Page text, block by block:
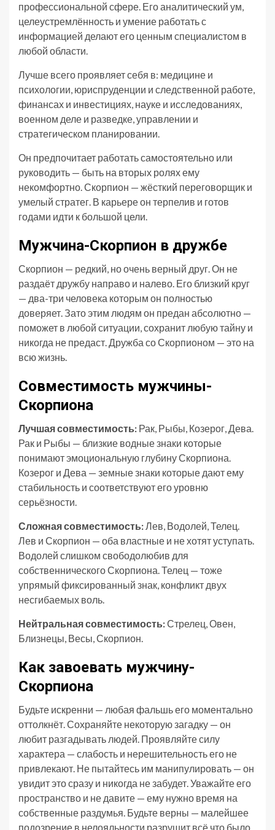
профессиональной сфере. Его аналитический ум,
целеустремлённость и умение работать с
информацией делают его ценным специалистом в
любой области.
Лучше всего проявляет себя в: медицине и
психологии, юриспруденции и следственной работе,
финансах и инвестициях, науке и исследованиях,
военном деле и разведке, управлении и
стратегическом планировании.
Он предпочитает работать самостоятельно или
руководить — быть на вторых ролях ему
некомфортно. Скорпион — жёсткий переговорщик и
умелый стратег. В карьере он терпелив и готов
годами идти к большой цели.
Мужчина-Скорпион в дружбе
Скорпион — редкий, но очень верный друг. Он не
раздаёт дружбу направо и налево. Его близкий круг
— два-три человека которым он полностью
доверяет. Зато этим людям он предан абсолютно —
поможет в любой ситуации, сохранит любую тайну и
никогда не предаст. Дружба со Скорпионом — это на
всю жизнь.
Совместимость мужчины-
Скорпиона
Лучшая совместимость: Рак, Рыбы, Козерог, Дева.
Рак и Рыбы — близкие водные знаки которые
понимают эмоциональную глубину Скорпиона.
Козерог и Дева — земные знаки которые дают ему
стабильность и соответствуют его уровню
серьёзности.
Сложная совместимость:Лев, Водолей, Телец.
Лев и Скорпион — оба властные и не хотят уступать.
Водолей слишком свободолюбив для
собственнического Скорпиона. Телец — тоже
упрямый фиксированный знак, конфликт двух
несгибаемых воль.
Нейтральная совместимость:Стрелец, Овен,
Близнецы, Весы, Скорпион.
Как завоевать мужчину-
Скорпиона
Будьте искренни — любая фальшь его моментально
оттолкнёт. Сохраняйте некоторую загадку — он
любит разгадывать людей. Проявляйте силу
характера — слабость и нерешительность его не
привлекают. Не пытайтесь им манипулировать — он
увидит это сразу и никогда не забудет. Уважайте его
пространство и не давите — ему нужно время на
собственные раздумья. Будьте верны — малейшее
подозрение в нелояльности разрушит всё что было